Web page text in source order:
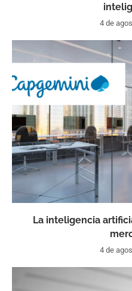
4 de
La inteligencia
4 de